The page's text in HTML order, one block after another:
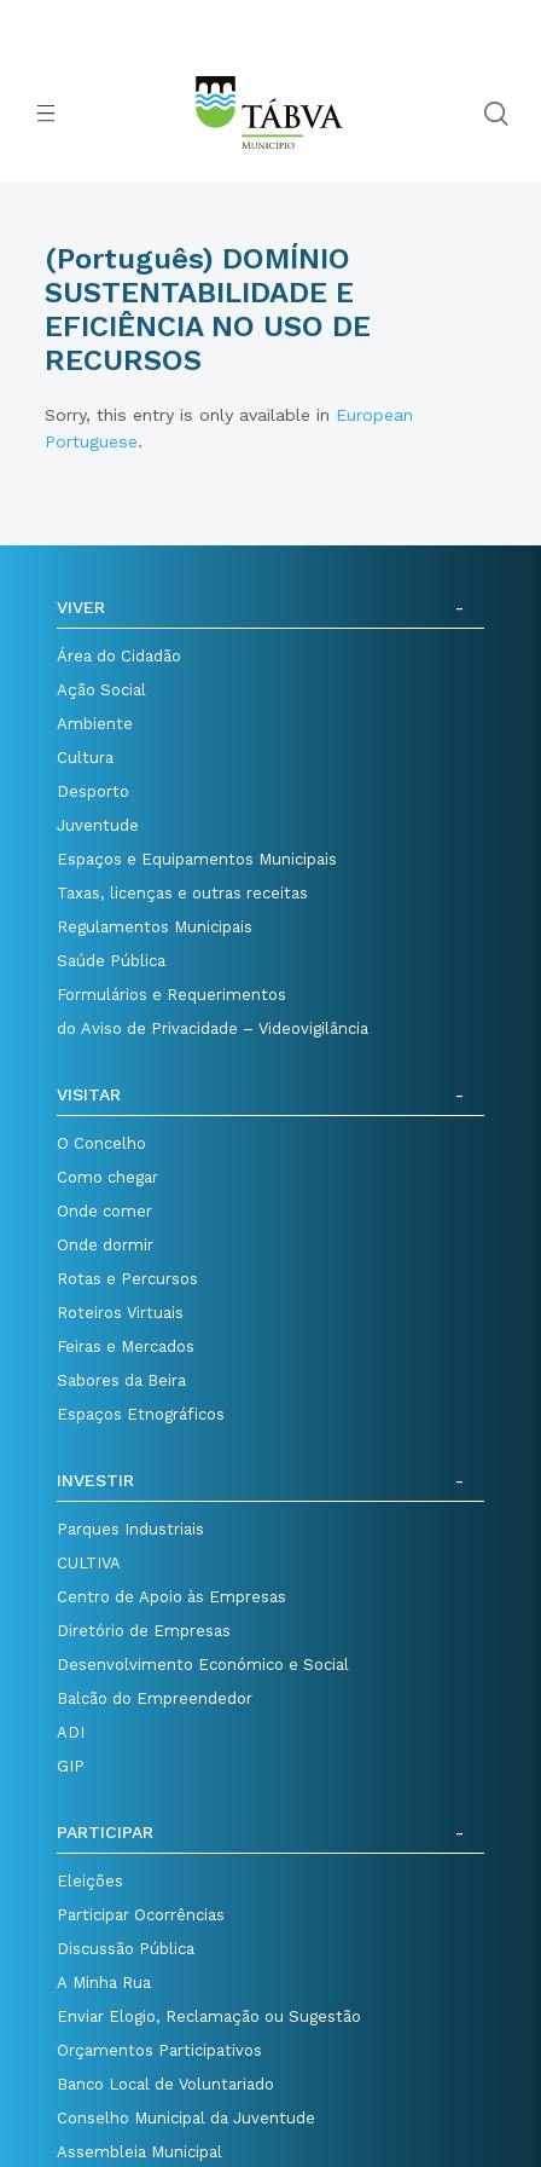
(Português) DOMÍNIO
SUSTENTABILIDADE E
EFICIÊNCIA NO USO DE
RECURSOS
Sorry, this entry is only available in European
Portuguese.
VIVER
Área do Cidadão
Ação Social
Ambiente
Cultura
Desporto
Juventude
Espaços e Equipamentos Municipais
Taxas, licenças e outras receitas
Regulamentos Municipais
Saúde Pública
Formulários e Requerimentos
do Aviso de Privacidade – Videovigilância
VISITAR
O Concelho
Como chegar
Onde comer
Onde dormir
Rotas e Percursos
Roteiros Virtuais
Feiras e Mercados
Sabores da Beira
Espaços Etnográficos
INVESTIR
Parques Industriais
CULTIVA
Centro de Apoio às Empresas
Diretório de Empresas
Desenvolvimento Económico e Social
Balcão do Empreendedor
ADI
GIP
PARTICIPAR
Eleições
Participar Ocorrências
Discussão Pública
A Minha Rua
Enviar Elogio, Reclamação ou Sugestão
Orçamentos Participativos
Banco Local de Voluntariado
Conselho Municipal da Juventude
Assembleia Municipal